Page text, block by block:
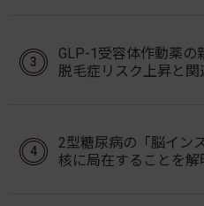
GLP-1受容体作動薬の
脱毛症リスク上昇と関
2型糖尿病の「脳イン
核に局在することを